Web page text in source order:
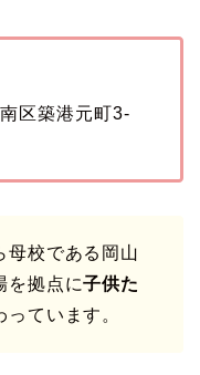
区築港元町3-
母校である岡山
を拠点に子供た
っています。